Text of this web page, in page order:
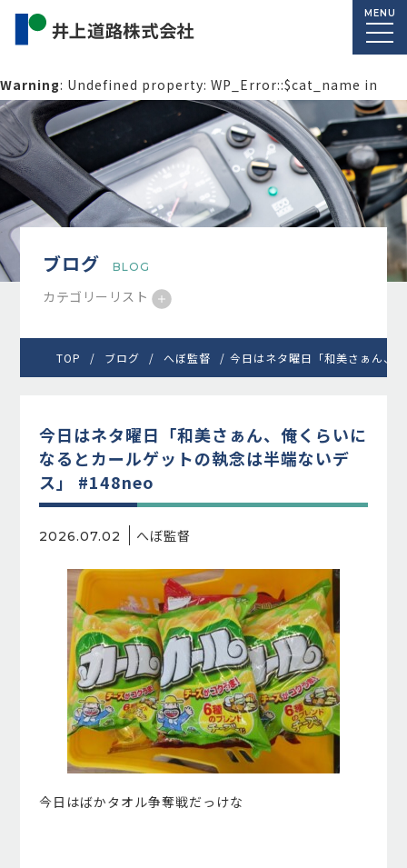
MENU
Warning: Undefined property: WP_Error::$cat_name in
/home/macolab2/inouedoro.co.jp/public_html/wp-
content/themes/inourdoro_theme_2024/single.phpon
line14
ブログ BLOG
カテゴリーリスト
TOP ブログ へぼ監督 今日はネタ曜日「和美さぁん、
今日はネタ曜日「和美さぁん、俺くらいに
なるとカールゲットの執念は半端ないデ
ス」 #148neo
2026.07.02 へぼ監督
今日はばかタオル争奪戦だっけな